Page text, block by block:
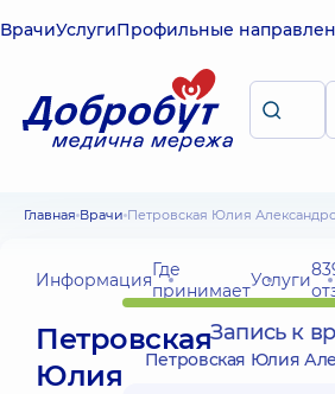
ВрачиУслугиПрофильные
Главная Врачи Петровская Юлия
ИнформацияГде
принимаетУслуги
Петровская
Юлия
Запись к
Петровская Юлия